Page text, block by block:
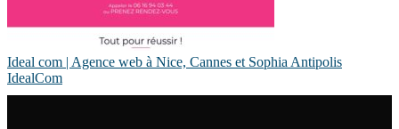
Ideal com | Agence web à Nice, Cannes et Sophia Antipolis
IdealCom